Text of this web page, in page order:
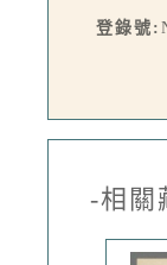
登錄號:
-相關